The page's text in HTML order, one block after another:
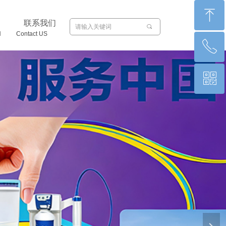
联系我们 끠
Contact US
ꁸ
回到顶部
ꂅ
0871-65011066
ꀥ